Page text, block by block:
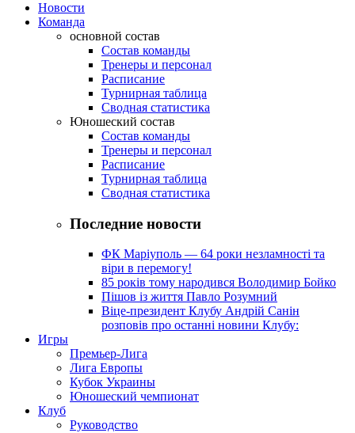
Новости
Команда
основной состав
Состав команды
Тренеры и персонал
Расписание
Турнирная таблица
Сводная статистика
Юношеский состав
Состав команды
Тренеры и персонал
Расписание
Турнирная таблица
Сводная статистика
Последние новости
ФК Маріуполь — 64 роки незламності та
віри в перемогу!
85 років тому народився Володимир Бойко
Пішов із життя Павло Розумний
Віце-президент Клубу Андрій Санін
розповів про останні новини Клубу:
Игры
Премьер-Лига
Лига Европы
Кубок Украины
Юношеский чемпионат
Клуб
Руководство